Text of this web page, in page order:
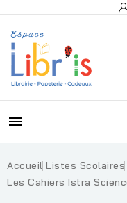

Accueil Listes Scolaires
Les Cahiers Istra